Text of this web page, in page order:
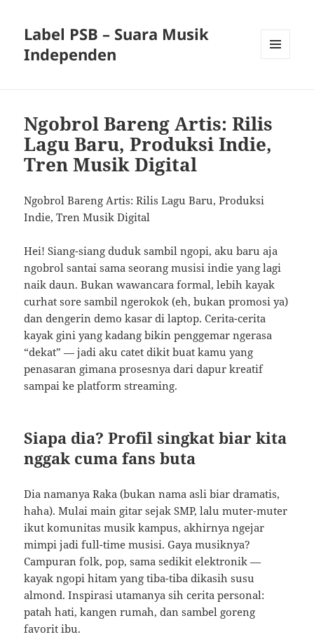
Label PSB – Suara Musik
Independen
Ngobrol Bareng Artis: Rilis
Lagu Baru, Produksi Indie,
Tren Musik Digital
Ngobrol Bareng Artis: Rilis Lagu Baru, Produksi
Indie, Tren Musik Digital
Hei! Siang-siang duduk sambil ngopi, aku baru aja
ngobrol santai sama seorang musisi indie yang lagi
naik daun. Bukan wawancara formal, lebih kayak
curhat sore sambil ngerokok (eh, bukan promosi ya)
dan dengerin demo kasar di laptop. Cerita-cerita
kayak gini yang kadang bikin penggemar ngerasa
“dekat” — jadi aku catet dikit buat kamu yang
penasaran gimana prosesnya dari dapur kreatif
sampai ke platform streaming.
Siapa dia? Profil singkat biar kita
nggak cuma fans buta
Dia namanya Raka (bukan nama asli biar dramatis,
haha). Mulai main gitar sejak SMP, lalu muter-muter
ikut komunitas musik kampus, akhirnya ngejar
mimpi jadi full-time musisi. Gaya musiknya?
Campuran folk, pop, sama sedikit elektronik —
kayak ngopi hitam yang tiba-tiba dikasih susu
almond. Inspirasi utamanya sih cerita personal:
patah hati, kangen rumah, dan sambel goreng
favorit ibu.